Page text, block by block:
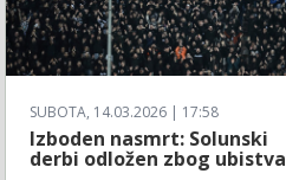
SUBOTA, 14.03.2026 | 17:58
Izboden nasmrt: Solunski
derbi odložen zbog ubistva